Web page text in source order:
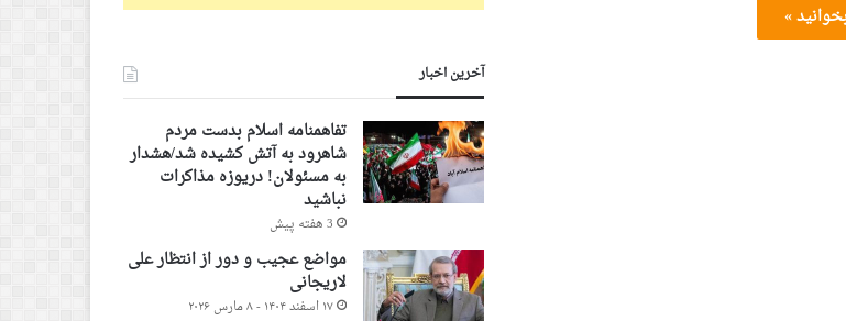
»
آخرین اخبار
تفاهمنامه اسلام بدست مردم
شاهرود به آتش کشیده شد/هشدار
به مسئولان! دریوزه مذاکرات
نباشید
3 هفته پیش
مواضع عجیب و دور از انتظار علی
لاریجانی
۱۷ اسفند ۱۴۰۴ - ۸ مارس ۲۰۲۶